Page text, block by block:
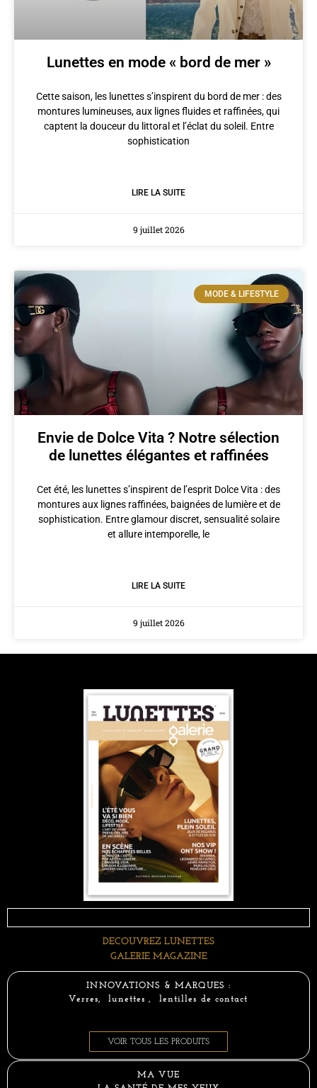
Lunettes en mode « bord de mer »
Cette saison, les lunettes s’inspirent du bord de mer : des
montures lumineuses, aux lignes fluides et raffinées, qui
captent la douceur du littoral et l’éclat du soleil. Entre
sophistication
LIRE LA SUITE
9 juillet 2026
MODE & LIFESTYLE
Envie de Dolce Vita ? Notre sélection
de lunettes élégantes et raffinées
Cet été, les lunettes s’inspirent de l’esprit Dolce Vita : des
montures aux lignes raffinées, baignées de lumière et de
sophistication. Entre glamour discret, sensualité solaire
et allure intemporelle, le
LIRE LA SUITE
9 juillet 2026
DECOUVREZ LUNETTES
GALERIE MAGAZINE
INNOVATIONS & MARQUES :
Verres, lunettes , lentilles de contact
VOIR TOUS LES PRODUITS
MA VUE